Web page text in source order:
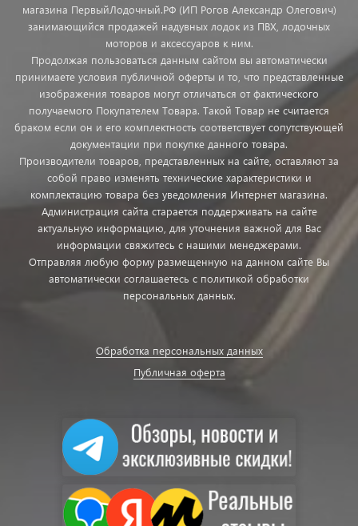
магазина ПервыйЛодочный.РФ (ИП Рогов Александр Олегович)
занимающийся продажей надувных лодок из ПВХ, лодочных
моторов и аксессуаров к ним.
Продолжая пользоваться данным сайтом вы автоматически
принимаете условия публичной оферты и то, что представленные
изображения товаров могут отличаться от фактического
получаемого Покупателем Товара. Такой Товар не считается
браком если он и его комплектность соответствует сопутствующей
документации при покупке данного товара.
Производители товаров, представленных на сайте, оставляют за
собой право изменять технические характеристики и
комплектацию товара без уведомления Интернет магазина.
Администрация сайта старается поддерживать на сайте
актуальную информацию, для уточнения важной для Вас
информации свяжитесь с нашими менеджерами.
Отправляя любую форму размещенную на данном сайте Вы
автоматически соглашаетесь с политикой обработки
персональных данных.
Обработка персональных данных
Публичная оферта